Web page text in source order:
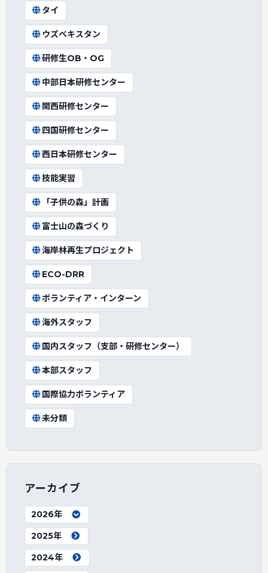
タイ
ウズベキスタン
研修生OB・OG
中部日本研修センター
関西研修センター
四国研修センター
西日本研修センター
技能実習
「子供の森」計画
富士山の森づくり
海岸林再生プロジェクト
ECO-DRR
ボランティア・インターン
海外スタッフ
国内スタッフ（支部・研修センター）
本部スタッフ
国際協力ボランティア
未分類
アーカイブ
2026年
2025年
2024年